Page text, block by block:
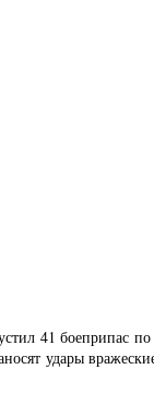
41 боеприпас
удары